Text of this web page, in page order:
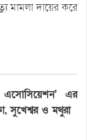
মামলা দায়ের করে
এসোসিয়েশন’ এর
সুখেশ্বর ও মথুরা